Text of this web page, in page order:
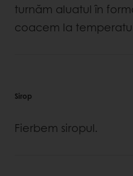
turnăm aluatul în
coacem la
Sirop
Fierbem siropul.